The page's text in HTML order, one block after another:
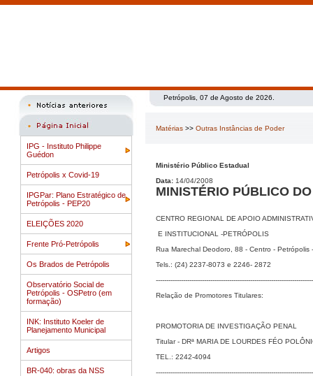
IPG - Instituto Philippe
Guédon
Petrópolis x Covid-19
IPGPar: Plano Estratégico de
Petrópolis - PEP20
ELEIÇÕES 2020
Frente Pró-Petrópolis
Os Brados de Petrópolis
Observatório Social de
Petrópolis - OSPetro (em
formação)
INK: Instituto Koeler de
Planejamento Municipal
Artigos
BR-040: obras da NSS
Petrópolis, 07 de Agosto de 2026.
Matérias >> Outras Instâncias de Poder
Ministério Público Estadual
Data: 14/04/2008
MINISTÉRIO PÚBLICO
CENTRO REGIONAL DE APOIO
E INSTITUCIONAL -PETRÓPOLIS
Rua Marechal Deodoro, 88 - Centro - Petrópolis
Tels.: (24) 2237-8073 e 2246- 2872
Relação de Promotores Titulares:
PROMOTORIA DE INVESTIGAÇÃO PENAL
Titular - DRª MARIA DE LOURDES FÉO
TEL.: 2242-4094